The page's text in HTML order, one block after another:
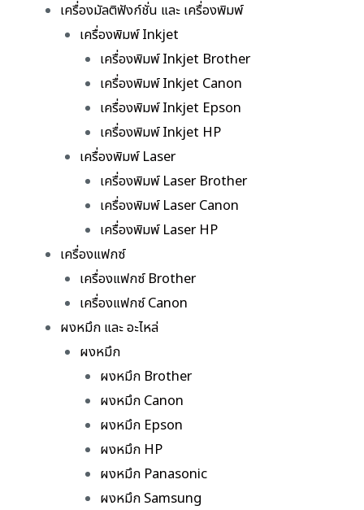
เครื่องมัลติฟังก์ชั่น และ เครื่องพิมพ์
เครื่องพิมพ์ Inkjet
เครื่องพิมพ์ Inkjet Brother
เครื่องพิมพ์ Inkjet Canon
เครื่องพิมพ์ Inkjet Epson
เครื่องพิมพ์ Inkjet HP
เครื่องพิมพ์ Laser
เครื่องพิมพ์ Laser Brother
เครื่องพิมพ์ Laser Canon
เครื่องพิมพ์ Laser HP
เครื่องแฟกซ์
เครื่องแฟกซ์ Brother
เครื่องแฟกซ์ Canon
ผงหมึก และ อะไหล่
ผงหมึก
ผงหมึก Brother
ผงหมึก Canon
ผงหมึก Epson
ผงหมึก HP
ผงหมึก Panasonic
ผงหมึก Samsung